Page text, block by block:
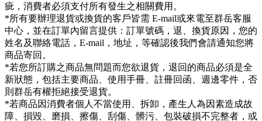
疵，消費者必須支付所有發生之相關費用。
*所有要辦理退貨或換貨的客戶皆需 E-mail或來電至群岳客服
中心，並在訂單內留言提供：訂單號碼，退、換貨原因，您的
姓名及聯絡電話，E-mail，地址，等確認後我們會請通知您將
商品寄回。
*若您所訂購之商品無問題而您欲退貨，退回的商品必須是全
新狀態，包括主要商品、使用手冊、註冊回函、週邊零件，否
則群岳有權拒絕接受退貨。
*若商品因消費者個人不當使用、拆卸，產生人為因素造成故
障、損毀、磨損、擦傷、刮傷、髒污、包裝破損不完整者，或